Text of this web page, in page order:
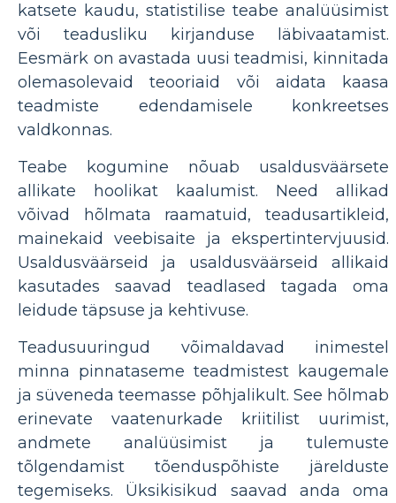
katsete kaudu, statistilise teabe analüüsimist
või teadusliku kirjanduse läbivaatamist.
Eesmärk on avastada uusi teadmisi, kinnitada
olemasolevaid teooriaid või aidata kaasa
teadmiste edendamisele konkreetses
valdkonnas.
Teabe kogumine nõuab usaldusväärsete
allikate hoolikat kaalumist. Need allikad
võivad hõlmata raamatuid, teadusartikleid,
mainekaid veebisaite ja ekspertintervjuusid.
Usaldusväärseid ja usaldusväärseid allikaid
kasutades saavad teadlased tagada oma
leidude täpsuse ja kehtivuse.
Teadusuuringud võimaldavad inimestel
minna pinnataseme teadmistest kaugemale
ja süveneda teemasse põhjalikult. See hõlmab
erinevate vaatenurkade kriitilist uurimist,
andmete analüüsimist ja tulemuste
tõlgendamist tõenduspõhiste järelduste
tegemiseks. Üksikisikud saavad anda oma